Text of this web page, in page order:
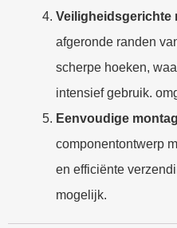
Veiligheidsgerichte
afgeronde randen
scherpe hoeken,
intensief gebruik.
Eenvoudige
componentontwerp
en efficiënte
mogelijk.